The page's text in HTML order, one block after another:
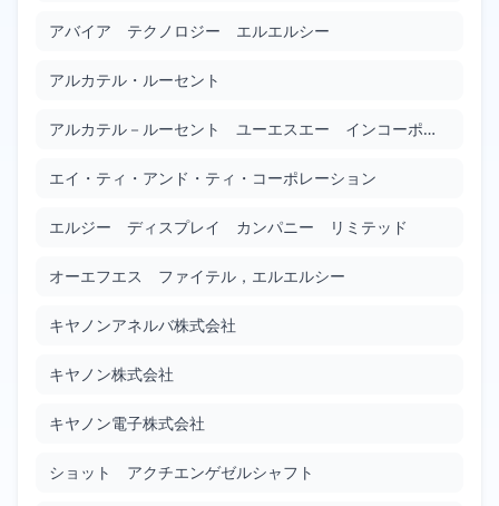
JP2010015967
Filed: 1/21/2010Granted: 2/1/2013
バックライトユニット及びこれを含む液晶表示装置
Google Patents
Filed: 1/28/2010 Granted: 1/10/2014 1443 days
有機発光ダイオード表示装置
Google Patents
高圧放電ランプの製造方法
Google Patents
アバイア テクノロジー エルエルシー
アルカテル・ルーセント
アルカテル－ルーセント ユーエスエー インコーポレーテッド
エイ・ティ・アンド・ティ・コーポレーション
エルジー ディスプレイ カンパニー リミテッド
オーエフエス ファイテル，エルエルシー
キヤノンアネルバ株式会社
キヤノン株式会社
キヤノン電子株式会社
ショット アクチエンゲゼルシャフト